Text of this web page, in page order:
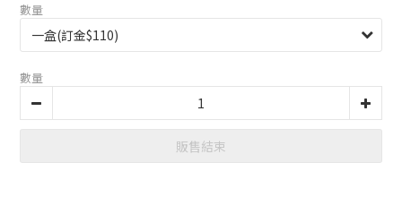
數量
數量
販售結束